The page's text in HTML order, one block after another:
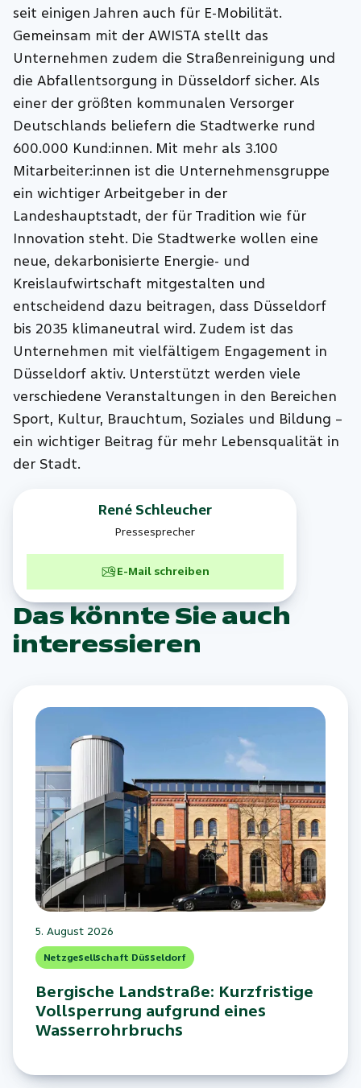
René Schleucher
Pressesprecher
E-Mail schreiben
seit einigen Jahren auch für E-Mobilität.
Gemeinsam mit der AWISTA stellt das
Unternehmen zudem die Straßenreinigung und
die Abfallentsorgung in Düsseldorf sicher. Als
einer der größten kommunalen Versorger
Deutschlands beliefern die Stadtwerke rund
600.000 Kund:innen. Mit mehr als 3.100
Mitarbeiter:innen ist die Unternehmensgruppe
ein wichtiger Arbeitgeber in der
Landeshauptstadt, der für Tradition wie für
Innovation steht. Die Stadtwerke wollen eine
neue, dekarbonisierte Energie- und
Kreislaufwirtschaft mitgestalten und
entscheidend dazu beitragen, dass Düsseldorf
bis 2035 klimaneutral wird. Zudem ist das
Unternehmen mit vielfältigem Engagement in
Düsseldorf aktiv. Unterstützt werden viele
verschiedene Veranstaltungen in den Bereichen
Sport, Kultur, Brauchtum, Soziales und Bildung –
ein wichtiger Beitrag für mehr Lebensqualität in
der Stadt.
Das könnte Sie auch
interessieren
5. August 2026
Netzgesellschaft Düsseldorf
Bergische Landstraße: Kurzfristige
Vollsperrung aufgrund eines
Wasserrohrbruchs